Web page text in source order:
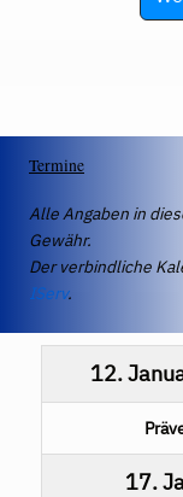
Termine
Alle Angaben in
Gewähr.
Der verbindliche
IServ.
12.
17.